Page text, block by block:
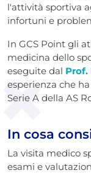
l'attività sportiva
infortuni e
In GCS Point gli
medicina dello
eseguite dal Prof.
esperienza che
Serie A della AS
In cosa
La visita medico
esami e